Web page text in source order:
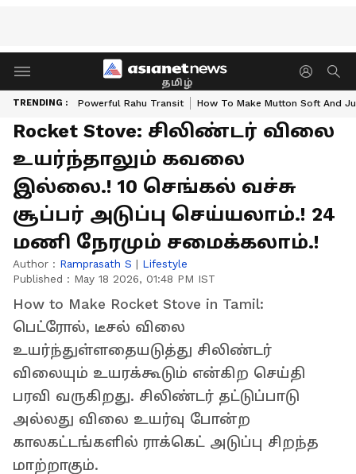
தமிழ்
TRENDING : Powerful Rahu Transit How To Make Mutton Soft And
Rocket Stove: சிலிண்டர் விலை
உயர்ந்தாலும் கவலை
இல்லை.! 10 செங்கல் வச்சு
சூப்பர் அடுப்பு செய்யலாம்.! 24
மணி நேரமும் சமைக்கலாம்.!
Author : Ramprasath S | Lifestyle
Published : May 18 2026, 01:48 PM IST
How to Make Rocket Stove in Tamil:
பெட்ரோல், டீசல் விலை
உயர்ந்துள்ளதையடுத்து சிலிண்டர்
விலையும் உயரக்கூடும் என்கிற செய்தி
பரவி வருகிறது. சிலிண்டர் தட்டுப்பாடு
அல்லது விலை உயர்வு போன்ற
காலகட்டங்களில் ராக்கெட் அடுப்பு சிறந்த
மாற்றாகும்.